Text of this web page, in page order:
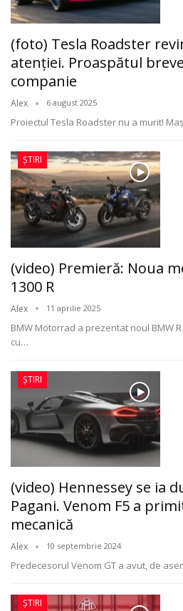
(foto) Tesla Roadster
atenției. Proaspătul
companie
Alex 6 august 2025
Proiectul Tesla Roadster nu a murit!
ȘTIRI
(video) Premieră: Noua
1300 R
Alex 11 aprilie 2025
BMW Motorrad a prezentat noul BMW
cu…
ȘTIRI
(video) Hennessey se ia
Pagani. Venom F5 a
mecanică
Alex 10 septembrie 2024
Predecesorul Venom GT a avut, de
ȘTIRI